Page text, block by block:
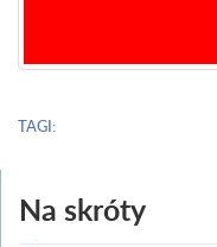
TAGI:
Na skróty